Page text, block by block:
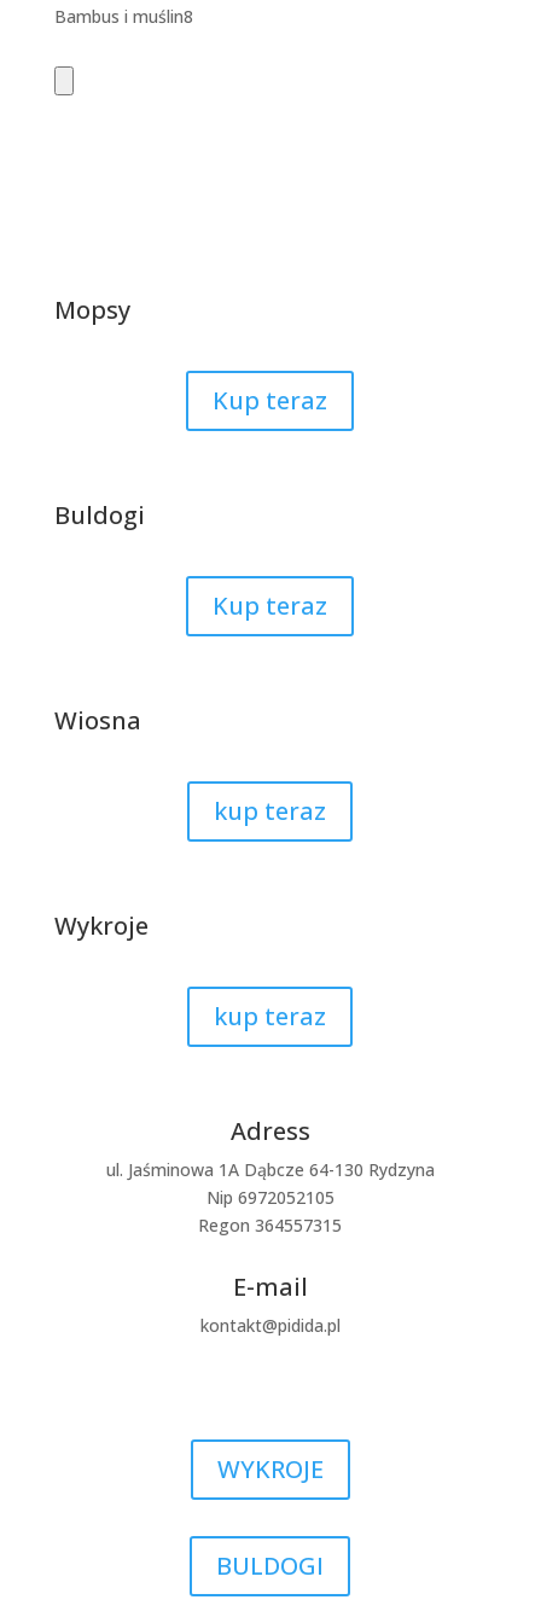
produktów
Bambus i muślin88
Mopsy
Kup teraz
Buldogi
Kup teraz
Wiosna
kup teraz
Wykroje
kup teraz
Adress
ul. Jaśminowa 1A Dąbcze 64-130 Rydzyna
Nip 6972052105
Regon 364557315
E-mail
kontakt@pidida.pl
WYKROJE
BULDOGI